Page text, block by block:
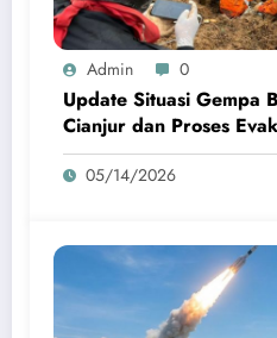
Admin 0
Update Situasi Gempa
Cianjur dan Proses
Terdampak
05/14/2026